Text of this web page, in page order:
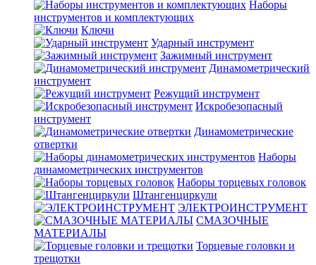
Наборы
инструментов и комплектующих
Ключи
Ударный инструмент
Зажимный инструмент
Динамометрический
инструмент
Режущий инструмент
Искробезопасный
инструмент
Динамометрические
отвертки
Наборы
динамометрических инструментов
Наборы торцевых головок
Штангенциркули
ЭЛЕКТРОИНСТРУМЕНТ
СМАЗОЧНЫЕ
МАТЕРИАЛЫ
Торцевые головки и
трещотки